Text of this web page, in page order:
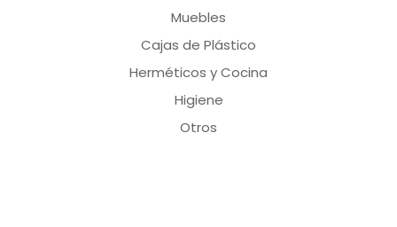
Muebles
Cajas de Plástico
Herméticos y Cocina
Higiene
Otros